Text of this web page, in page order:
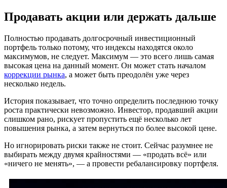
Продавать акции или держать дальше
Полностью продавать долгосрочный инвестиционный
портфель только потому, что индексы находятся около
максимумов, не следует. Максимум — это всего лишь самая
высокая цена на данный момент. Он может стать началом
коррекции рынка, а может быть преодолён уже через
несколько недель.
История показывает, что точно определить последнюю точку
роста практически невозможно. Инвестор, продавший акции
слишком рано, рискует пропустить ещё несколько лет
повышения рынка, а затем вернуться по более высокой цене.
Но игнорировать риски также не стоит. Сейчас разумнее не
выбирать между двумя крайностями — «продать всё» или
«ничего не менять», — а провести ребалансировку портфеля.